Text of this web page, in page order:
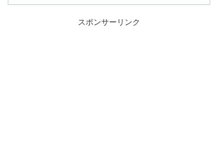
スポンサーリンク